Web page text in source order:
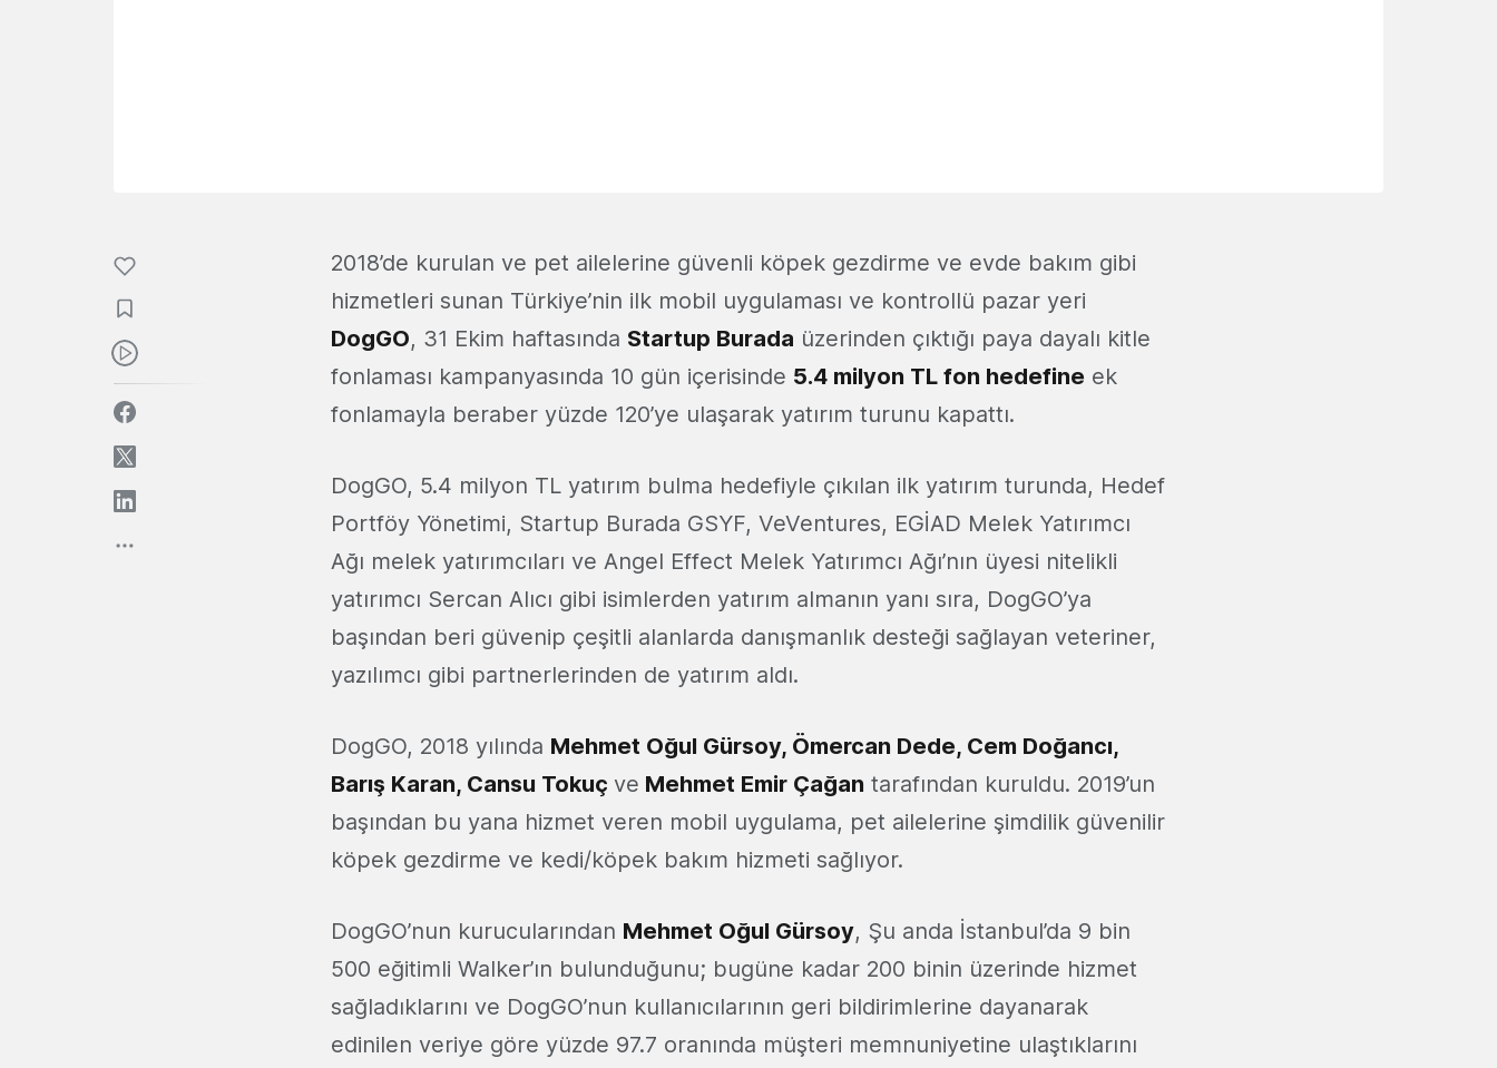
2018’de kurulan ve pet ailelerine güvenli köpek gezdirme ve evde bakım gibi
hizmetleri sunan Türkiye’nin ilk mobil uygulaması ve kontrollü pazar yeri
DogGO, 31 Ekim haftasında Startup Burada üzerinden çıktığı paya dayalı kitle
fonlaması kampanyasında 10 gün içerisinde 5.4 milyon TL fon hedefine ek
fonlamayla beraber yüzde 120’ye ulaşarak yatırım turunu kapattı.
DogGO, 5.4 milyon TL yatırım bulma hedefiyle çıkılan ilk yatırım turunda, Hedef
Portföy Yönetimi, Startup Burada GSYF, VeVentures, EGİAD Melek Yatırımcı
Ağı melek yatırımcıları ve Angel Effect Melek Yatırımcı Ağı’nın üyesi nitelikli
yatırımcı Sercan Alıcı gibi isimlerden yatırım almanın yanı sıra, DogGO’ya
başından beri güvenip çeşitli alanlarda danışmanlık desteği sağlayan veteriner,
yazılımcı gibi partnerlerinden de yatırım aldı.
DogGO, 2018 yılında Mehmet Oğul Gürsoy, Ömercan Dede, Cem Doğancı,
Barış Karan, Cansu Tokuç ve Mehmet Emir Çağan tarafından kuruldu. 2019’un
başından bu yana hizmet veren mobil uygulama, pet ailelerine şimdilik güvenilir
köpek gezdirme ve kedi/köpek bakım hizmeti sağlıyor.
DogGO’nun kurucularından Mehmet Oğul Gürsoy, Şu anda İstanbul’da 9 bin
500 eğitimli Walker’ın bulunduğunu; bugüne kadar 200 binin üzerinde hizmet
sağladıklarını ve DogGO’nun kullanıcılarının geri bildirimlerine dayanarak
edinilen veriye göre yüzde 97.7 oranında müşteri memnuniyetine ulaştıklarını